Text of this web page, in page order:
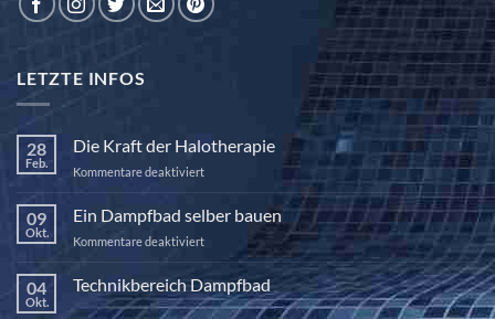
LETZTE INFOS
28
Feb.
Die Kraft der Halotherapie
Kommentare deaktiviertfür
Kraft
Halotherapie
09
Okt.
Ein Dampfbad selber bauen
Kommentare deaktiviertfür
Dampfbad
selber
bauen
04
Okt.
Technikbereich Dampfbad
Keine